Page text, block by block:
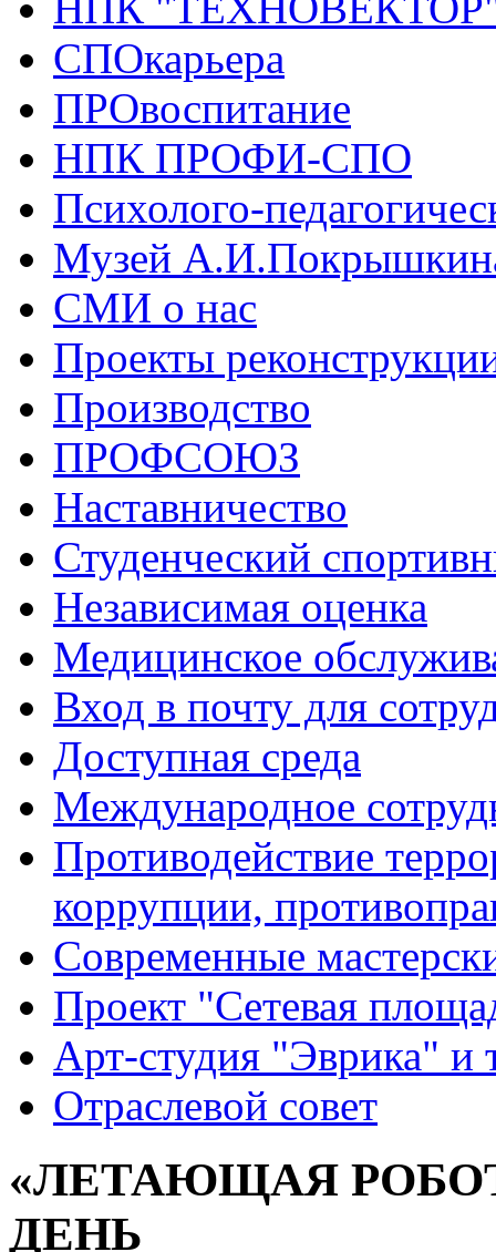
СПОкарьера
ПРОвоспитание
НПК ПРОФИ-СПО
Психолого-
Музей
СМИ о нас
Проекты
Производство
ПРОФСОЮЗ
Наставничество
Студенческий
Независимая оценка
Медицинское
Вход в почту для
Доступная среда
Международное
Противодействие
коррупции,
Современные
Проект "Сетевая
Арт-студия "Эврика" и
Отраслевой совет
«ЛЕТАЮЩАЯ
ДЕНЬ